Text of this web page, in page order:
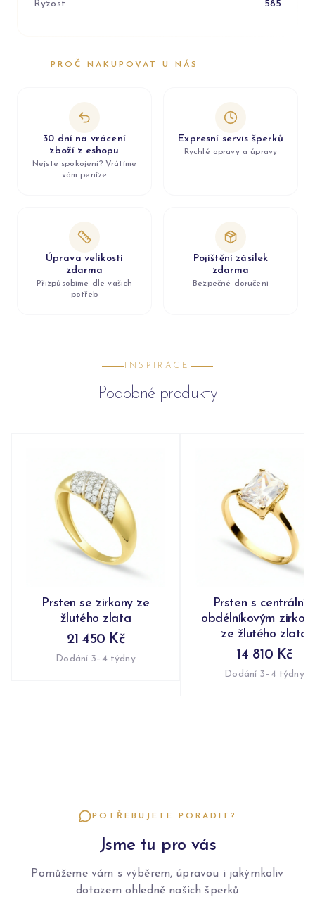
Ryzost 585
PROČ NAKUPOVAT U NÁS
30 dní na vrácení
zboží z eshopu
Nejste spokojeni? Vrátíme
vám peníze
Expresní servis šperků
Rychlé opravy a úpravy
Úprava velikosti
zdarma
Přizpůsobíme dle vašich
potřeb
Pojištění zásilek
zdarma
Bezpečné doručení
INSPIRACE
Podobné produkty
Prsten se zirkony ze
žlutého zlata
21 450 Kč
Dodání 3–4 týdny
Prsten s
obdélníkovým
ze žlutého zlata
14 810 Kč
Dodání 3–4 týdny
POTŘEBUJETE PORADIT?
Jsme tu pro vás
Pomůžeme vám s výběrem, úpravou i jakýmkoliv
dotazem ohledně našich šperků